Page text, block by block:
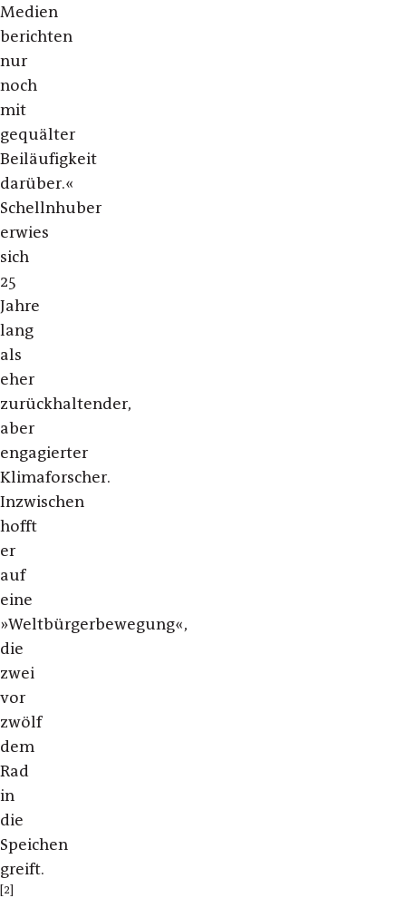
Medien
berichten
nur
noch
mit
gequälter
Beiläufigkeit
darüber.«
Schellnhuber
erwies
sich
25
Jahre
lang
als
eher
zurückhaltender,
aber
engagierter
Klimaforscher.
Inzwischen
hofft
er
auf
eine
»Weltbürgerbewegung«,
die
zwei
vor
zwölf
dem
Rad
in
die
Speichen
greift.
[2]